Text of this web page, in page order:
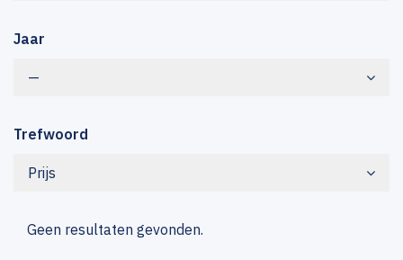
Jaar
—
Trefwoord
Prijs
Geen resultaten gevonden.